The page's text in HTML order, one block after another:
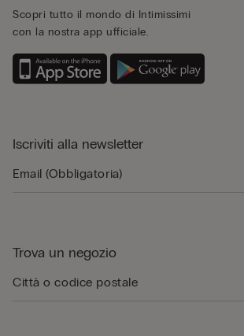
Scopri tutto il mondo di Intimissimi
con la nostra app ufficiale.
Iscriviti alla newsletter
Trova un negozio